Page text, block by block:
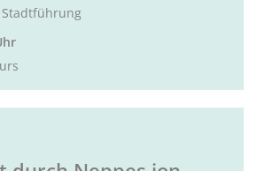
Stadtführung